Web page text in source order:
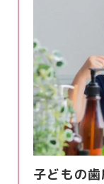
子どもの